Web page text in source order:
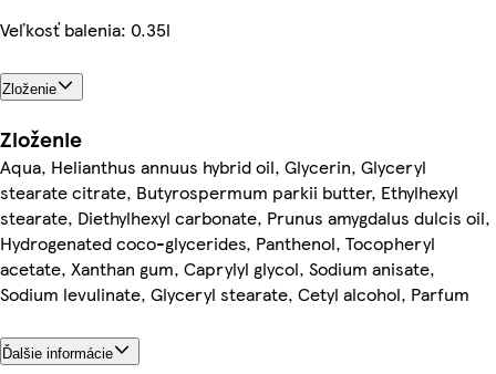
Veľkosť balenia: 0.35l
Zloženie
Zloženie
Aqua, Helianthus annuus hybrid oil, Glycerin, Glyceryl
stearate citrate, Butyrospermum parkii butter, Ethylhexyl
stearate, Diethylhexyl carbonate, Prunus amygdalus dulcis oil,
Hydrogenated coco-glycerides, Panthenol, Tocopheryl
acetate, Xanthan gum, Caprylyl glycol, Sodium anisate,
Sodium levulinate, Glyceryl stearate, Cetyl alcohol, Parfum
Ďalšie informácie